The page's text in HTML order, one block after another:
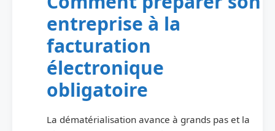
entreprise à la
facturation
électronique
obligatoire
La dématérialisation avance à grands pas et la